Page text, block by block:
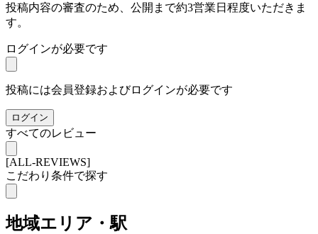
投稿内容の審査のため、公開まで約3営業日程度いただきま
す。
ログインが必要です
投稿には会員登録およびログインが必要です
ログイン
すべてのレビュー
[ALL-REVIEWS]
こだわり条件で探す
地域エリア・駅